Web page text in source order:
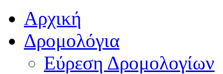
Αρχική
Δρομολόγια
Εύρεση Δρομολογίων